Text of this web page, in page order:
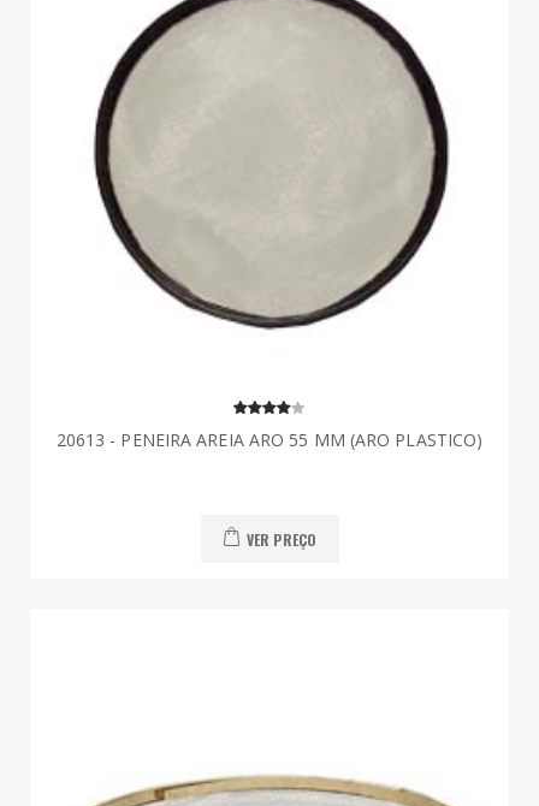
20613 - PENEIRA AREIA ARO 55 MM (ARO PLASTICO)
VER PREÇO